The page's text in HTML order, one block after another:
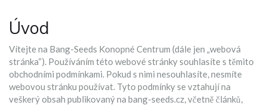
Úvod
Vítejte na Bang-Seeds Konopné Centrum (dále jen „webová
stránka“). Používáním této webové stránky souhlasíte s těmito
obchodními podmínkami. Pokud s nimi nesouhlasíte, nesmíte
webovou stránku používat. Tyto podmínky se vztahují na
veškerý obsah publikovaný na bang-seeds.cz, včetně článků,